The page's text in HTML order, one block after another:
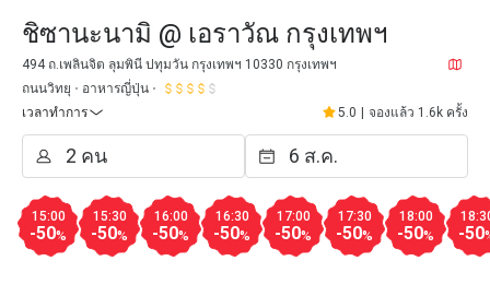
ชิซานะนามิ @ เอราวัณ กรุงเทพฯ
494 ถ.เพลินจิต ลุมพินี ปทุมวัน กรุงเทพฯ 10330 กรุงเทพฯ
ถนนวิทยุ
อาหารญี่ปุ่น
เวลาทำการ
5.0 จองแล้ว 1.6k ครั้ง
15:00
-50%
15:30
-50%
16:00
-50%
16:30
-50%
17:00
-50%
17:30
-50%
18:00
-50% -50